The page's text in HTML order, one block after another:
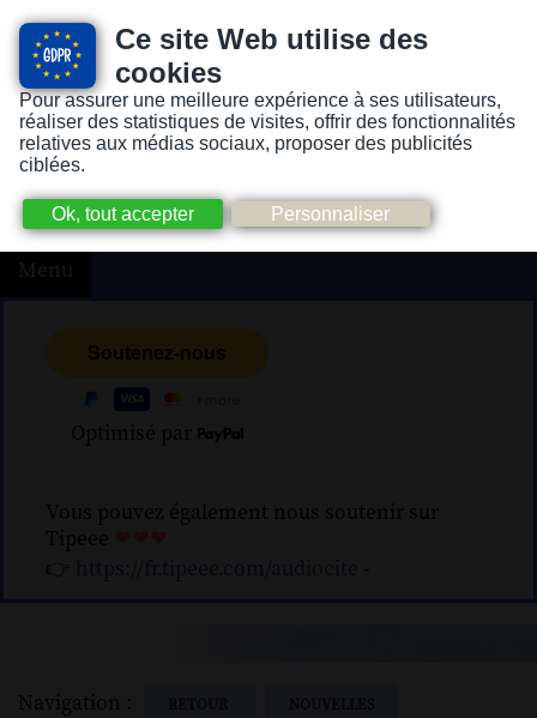
Ce site Web utilise des
cookies
Pour assurer une meilleure expérience à ses utilisateurs,
réaliser des statistiques de visites, offrir des fonctionnalités
relatives aux médias sociaux, proposer des publicités
ciblées.
Version pour personnes mal-voyantes ou non-voyantes
Menu
Optimisé par
Vous pouvez également nous soutenir sur
Tipeee
👉
-
Navigation :